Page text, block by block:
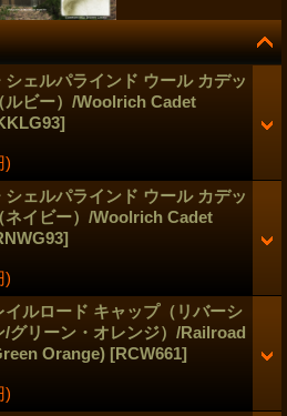
シェルパラインド ウール カデッ
ルビー）/Woolrich Cadet
]
)
シェルパラインド ウール カデッ
ネイビー）/Woolrich Cadet
]
)
イルロード キャップ（リバーシ
/グリーン・オレンジ）/Railroad
Orange) [RCW661]
)